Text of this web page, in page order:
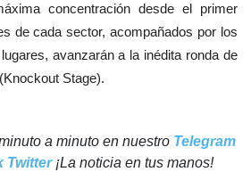
concentración desde el primer
de cada sector, acompañados por los
avanzarán a la inédita ronda de
Stage).
a minuto en nuestro Telegram
Twitter¡La noticia en tus manos!